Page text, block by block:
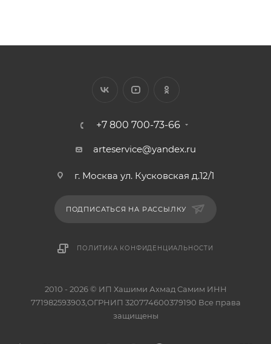
+7 800 700-73-66
arteservice@yandex.ru
г. Москва ул. Кусковская д.12/1
ПОДПИСАТЬСЯ НА РАССЫЛКУ
ПОЛИТИКА КОНФИДЕНЦИАЛЬНОСТИ
2010 - 2026 © ИП Хашими Ахмад Самим ИНН
771982593903,ОГРНИП 320774600379190 Все права
защищены